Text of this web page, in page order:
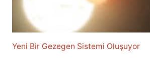
Yeni Bir Gezegen Sistemi Oluşuyor